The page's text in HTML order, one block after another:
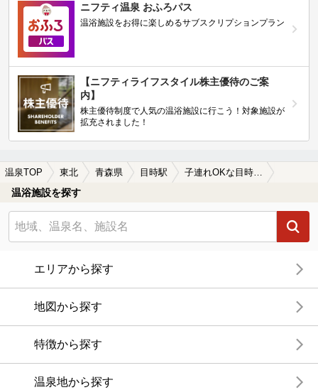
ニフティ温泉 おふろパス
温浴施設をお得に楽しめるサブスクリプションプラン
【ニフティライフスタイル株主優待のご案
内】
株主優待制度で人気の温浴施設に行こう！対象施設が
拡充されました！
温泉TOP 東北 青森県 目時駅 子連れOKな目時駅近くの温泉、日帰り温泉、スーパー銭湯おすすめ
温浴施設を探す
エリアから探す
地図から探す
特徴から探す
温泉地から探す